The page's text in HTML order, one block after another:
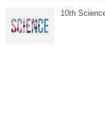
10th